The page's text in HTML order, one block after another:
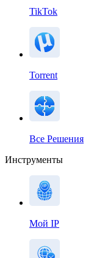
TikTok
Torrent
Все Решения
Инструменты
Мой IP